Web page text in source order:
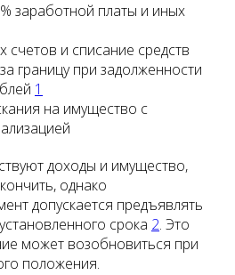
заработной платы и иных
счетов и списание средств
границу при задолженности
1
на имущество с
доходы и имущество,
однако
допускается предъявлять
срока 2. Это
может возобновиться при
положения.